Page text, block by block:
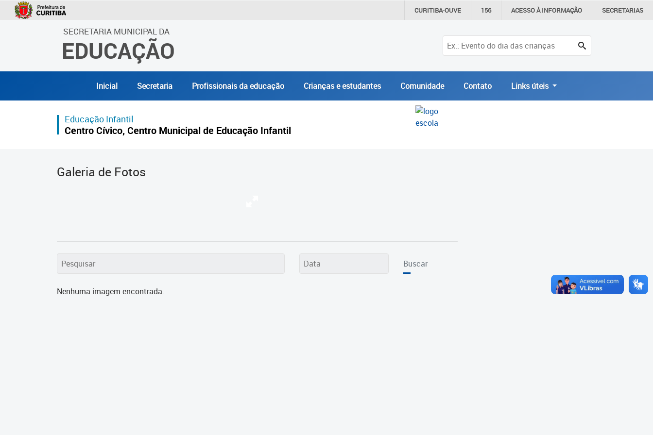
CURITIBA-OUVE 156 ACESSO ÀINFORMAÇÃO SECRETARIAS
SECRETARIA MUNICIPAL DA
EDUCAÇÃO
Inicial Secretaria Profissionais da educação Crianças e estudantes Comunidade Contato Links úteis
Educação Infantil
Centro Cívico, Centro Municipal de Educação Infantil
Galeria de Fotos
Buscar
Nenhuma imagem encontrada.